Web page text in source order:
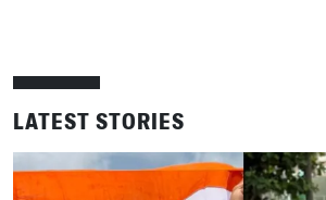
LATEST STORIES